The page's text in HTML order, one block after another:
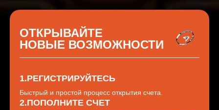
ОТКРЫВАЙТЕ
НОВЫЕ ВОЗМОЖНОСТИ
1.РЕГИСТРИРУЙТЕСЬ
Быстрый и простой процесс открытия счета.
2.ПОПОЛНИТЕ СЧЕТ